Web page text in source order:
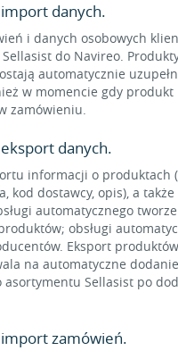
danych.
i danych osobowych
do Navireo.
automatycznie
w momencie gdy produkt
zamówieniu.
danych.
informacji o produktach
kod dostawcy, opis), a także
automatycznego
obsługi
Eksport
na automatyczne
asortymentu Sellasist po
zamówień.